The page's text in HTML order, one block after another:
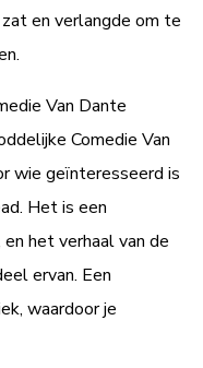
en verlangde om te
Van Dante
Comedie Van
wie geïnteresseerd is
Het is een
het verhaal van de
ervan. Een
waardoor je